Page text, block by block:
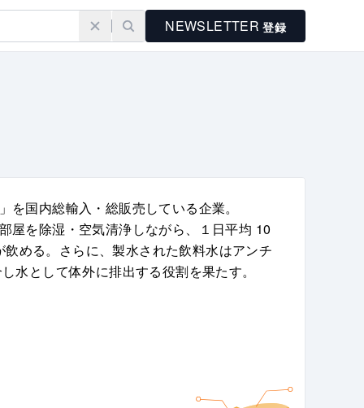
NEWSLETTER 登録
国内総輸入・総販売している企業。
を除湿・空気清浄しながら、１日平均 10
める。さらに、製水された飲料水はアンチ
水として体外に排出する役割を果たす。